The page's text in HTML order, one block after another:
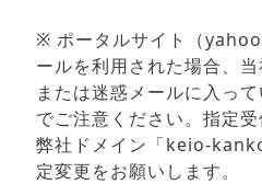
※ ポータルサイト（
ールを利用された場合、当
または迷惑メールに入っ
でご注意ください。指定
弊社ドメイン「keio-
定変更をお願いします。